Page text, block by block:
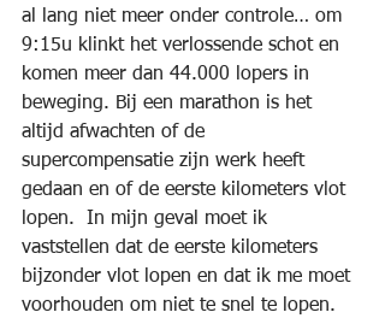
al lang niet meer onder controle… om
9:15u klinkt het verlossende schot en
komen meer dan 44.000 lopers in
beweging. Bij een marathon is het
altijd afwachten of de
supercompensatie zijn werk heeft
gedaan en of de eerste kilometers vlot
lopen.  In mijn geval moet ik
vaststellen dat de eerste kilometers
bijzonder vlot lopen en dat ik me moet
voorhouden om niet te snel te lopen.